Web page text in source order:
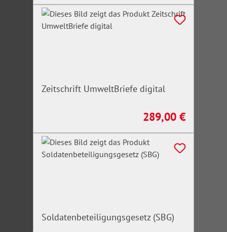
Zeitschrift UmweltBriefe digital
Regulärer Preis:
289,00 €
Soldatenbeteiligungsgesetz (SBG)